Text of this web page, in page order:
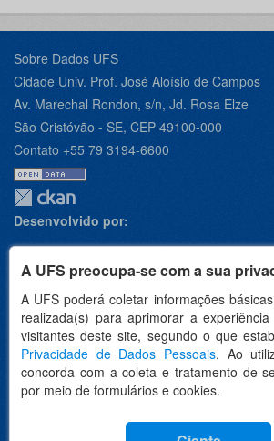
A UFS preocupa-se com a sua
A UFS poderá coletar informações
realizada(s) para aprimorar a
visitantes deste site, segundo o que
Privacidade de Dados Pessoais. Ao
concorda com a coleta e tratamento de
por meio de formulários e cookies.
Sobre Dados UFS
Cidade Univ. Prof. José Aloísio de Campos
Av. Marechal Rondon, s/n, Jd. Rosa Elze
São Cristóvão - SE, CEP 49100-000
Contato +55 79 3194-6600
Desenvolvido por:
Apoio: